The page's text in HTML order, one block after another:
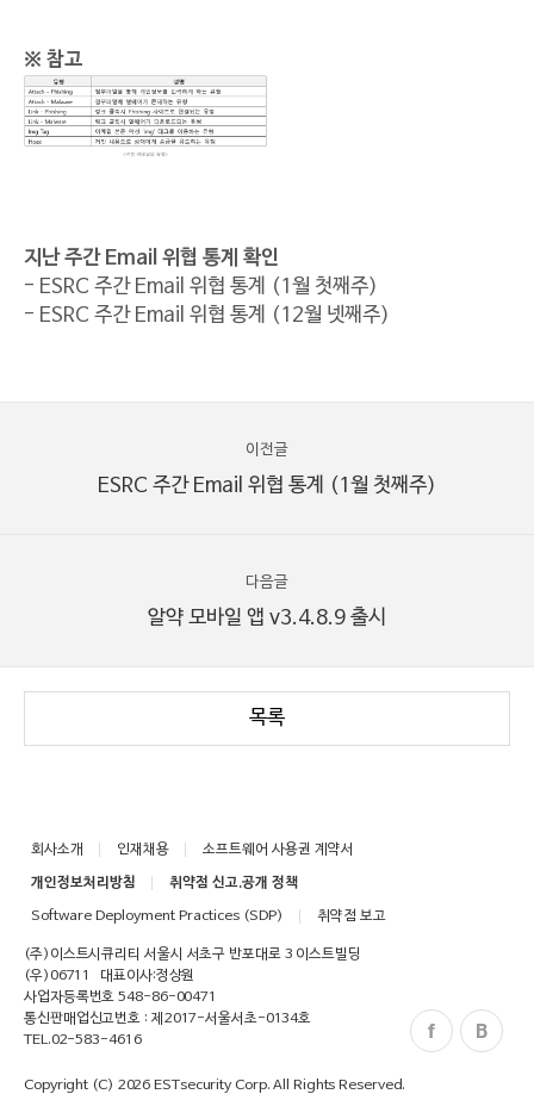
※ 참고
지난 주간 Email 위협 통계 확인
- ESRC 주간 Email 위협 통계 (1월 첫째주)
- ESRC 주간 Email 위협 통계 (12월 넷째주)
이전글
ESRC 주간 Email 위협 통계 (1월 첫째주)
다음글
알약 모바일 앱 v3.4.8.9 출시
목록
회사소개 인재채용
소프트웨어 사용권 계약서
개인정보처리방침
취약점 신고.공개 정책
Software Deployment Practices (SDP)
취약점 보고
(주)이스트시큐리티 서울시 서초구 반포대로 3 이스트빌딩
(우)06711
대표이사:정상원
사업자등록번호 548-86-00471
통신판매업신고번호 : 제2017-서울서초-0134호
TEL.02-583-4616
Copyright (C) 2026 ESTsecurity Corp. All Rights Reserved.